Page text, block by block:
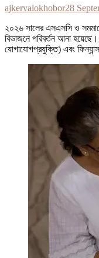
ajkervalokhobor28
২০২৬ সালের এসএসসি ও
বিভাজনে পরিবর্তন আনা
যোগাযোগপ্রযুক্তি) এবং